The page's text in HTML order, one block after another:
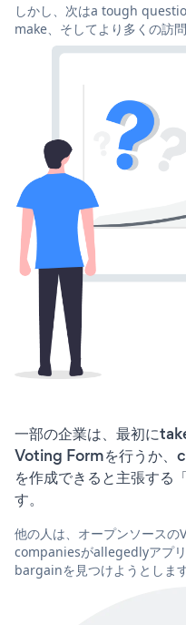
しかし、次はa tough
make、そしてより多くの訪
一部の企業は、最初に
Voting Formを行うか
を作成できると主張する
す。
他の人は、オープンソース
companiesがallegedlyアプ
bargainを見つけようとします